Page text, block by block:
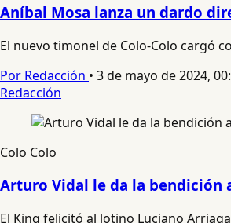
Aníbal Mosa lanza un dardo
El nuevo timonel de Colo-Colo cargó
Por Redacción • 3 de mayo de 2024,
Redacción
Colo Colo
Arturo Vidal le da la bendición
El King felicitó al lotino Luciano